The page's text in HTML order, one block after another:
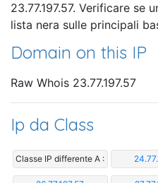
23.77.197.57. Verificare se
lista nera sulle principali
Domain on this IP
Raw Whois 23.77.197.57
Ip da Class
Classe IP differente A :